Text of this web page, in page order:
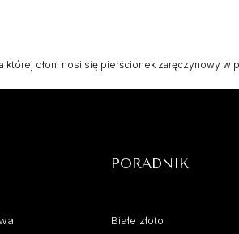
której dłoni nosi się pierścionek zaręczynowy w
PORADNIK
Białe złoto